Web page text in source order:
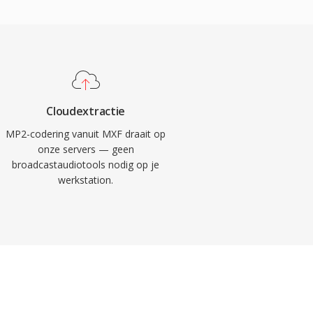
Cloudextractie
MP2-codering vanuit MXF draait op
onze servers — geen
broadcastaudiotools nodig op je
werkstation.